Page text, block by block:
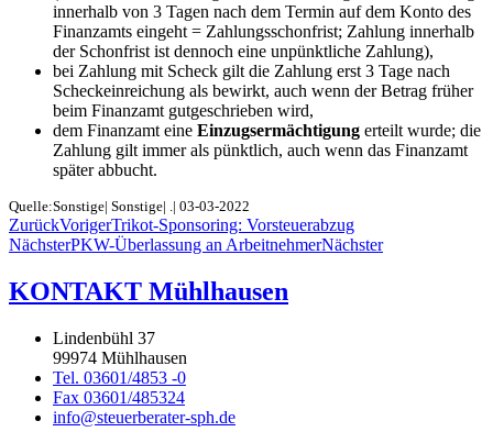
innerhalb von 3 Tagen nach dem Termin auf dem Konto des
Finanzamts eingeht = Zahlungsschonfrist; Zahlung innerhalb
der Schonfrist ist dennoch eine unpünktliche Zahlung),
bei Zahlung mit Scheck gilt die Zahlung erst 3 Tage nach
Scheckeinreichung als bewirkt, auch wenn der Betrag früher
beim Finanzamt gutgeschrieben wird,
dem Finanzamt eine Einzugsermächtigung erteilt wurde; die
Zahlung gilt immer als pünktlich, auch wenn das Finanzamt
später abbucht.
Quelle:Sonstige| Sonstige| .| 03-03-2022
ZurückVorigerTrikot-Sponsoring: Vorsteuerabzug
NächsterPKW-Überlassung an ArbeitnehmerNächster
KONTAKT Mühlhausen
Lindenbühl 37
99974 Mühlhausen
Tel. 03601/4853 -0
Fax 03601/485324
info@steuerberater-sph.de